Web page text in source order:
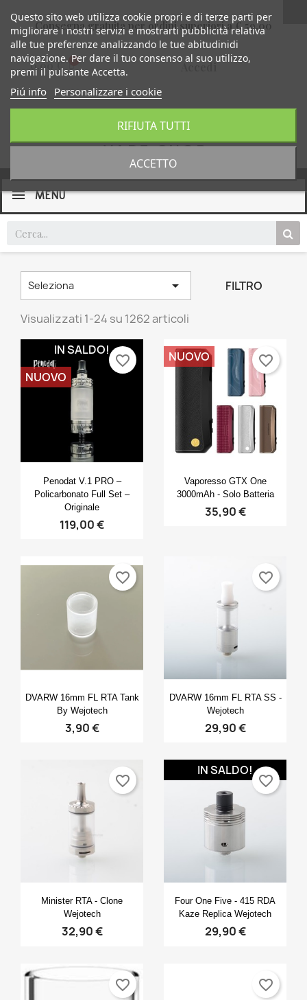
Consegna gratuita per ordini superiori a € 59,00
0,00 €
MENU
Seleziona  FILTRO
Visualizzati 1-24 su 1262 articoli
Anteprima
Penodat V.1 PRO –
Policarbonato Full Set –
Originale
119,00 €
IN SALDO!
NUOVO
favorite_border
Anteprima
Vaporesso GTX One
3000mAh - Solo Batteria
35,90 €
NUOVO favorite_border
 Anteprima
DVARW 16mm FL RTA Tank
By Wejotech
3,90 €
favorite_border
 Anteprima
DVARW 16mm FL RTA SS -
Wejotech
29,90 €
favorite_border
Anteprima
Minister RTA - Clone
Wejotech
32,90 €
favorite_border
Anteprima
Four One Five - 415 RDA
Kaze Replica Wejotech
29,90 €
IN SALDO!
favorite_border
favorite_border favorite_border
Questo sito web utilizza cookie propri e di terze parti per
migliorare i nostri servizi e mostrarti pubblicità relativa
alle tue preferenze analizzando le tue abitudinidi
navigazione. Per dare il tuo consenso al suo utilizzo,
premi il pulsante Accetta.
Piú info Personalizzare i cookie
RIFIUTA TUTTI
ACCETTO